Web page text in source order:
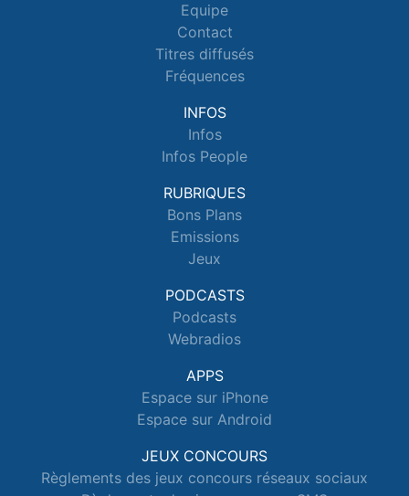
Equipe
Contact
Titres diffusés
Fréquences
INFOS
Infos
Infos People
RUBRIQUES
Bons Plans
Emissions
Jeux
PODCASTS
Podcasts
Webradios
APPS
Espace sur iPhone
Espace sur Android
JEUX CONCOURS
Règlements des jeux concours réseaux sociaux